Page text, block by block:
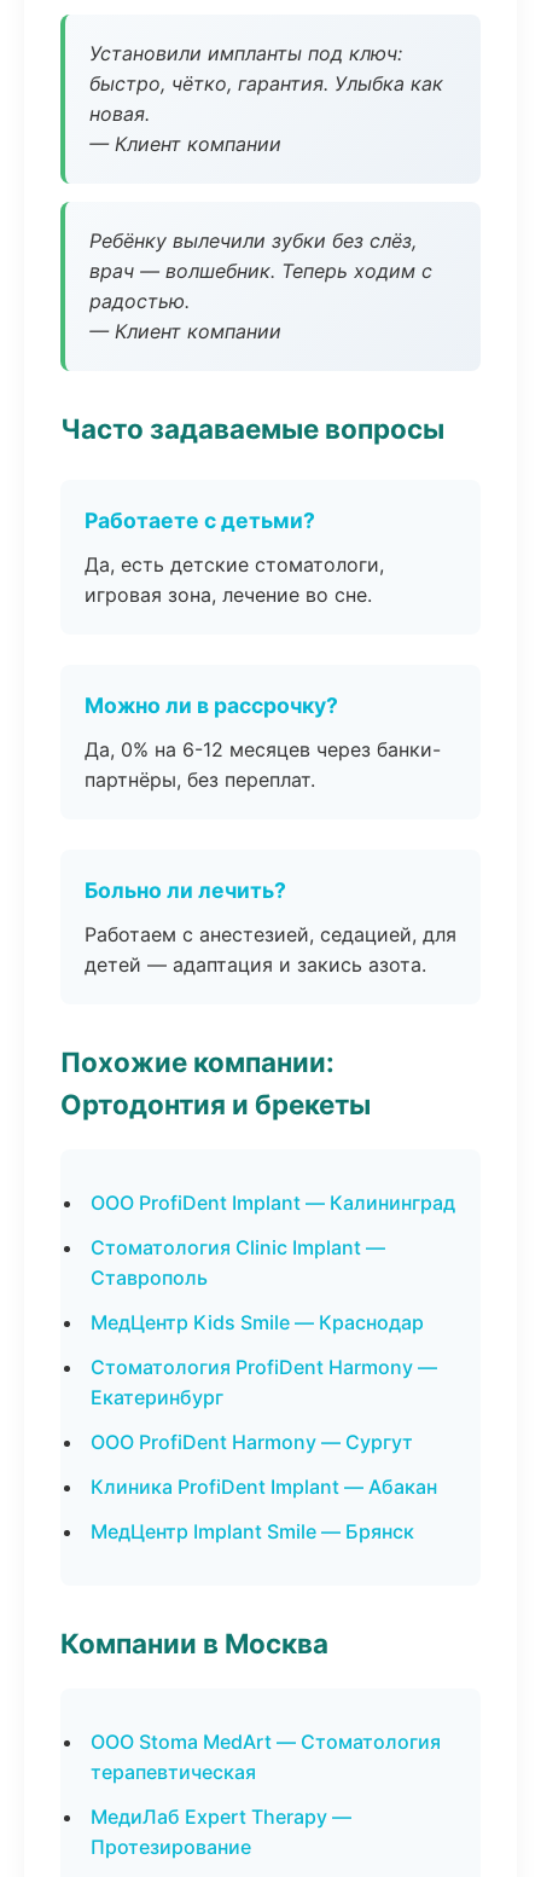
Установили импланты под ключ:
быстро, чётко, гарантия. Улыбка как
новая.
— Клиент компании
Ребёнку вылечили зубки без слёз,
врач — волшебник. Теперь ходим с
радостью.
— Клиент компании
Часто задаваемые вопросы
Работаете с детьми?
Да, есть детские стоматологи,
игровая зона, лечение во сне.
Можно ли в рассрочку?
Да, 0% на 6-12 месяцев через банки-
партнёры, без переплат.
Больно ли лечить?
Работаем с анестезией, седацией, для
детей — адаптация и закись азота.
Похожие компании:
Ортодонтия и брекеты
ООО ProfiDent Implant — Калининград
Стоматология Clinic Implant —
Ставрополь
МедЦентр Kids Smile — Краснодар
Стоматология ProfiDent Harmony —
Екатеринбург
ООО ProfiDent Harmony — Сургут
Клиника ProfiDent Implant — Абакан
МедЦентр Implant Smile — Брянск
Компании в Москва
ООО Stoma MedArt — Стоматология
терапевтическая
МедиЛаб Expert Therapy —
Протезирование